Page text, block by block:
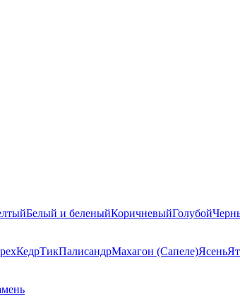
Белый и беленыйКоричневыйГолубой
КедрТикПалисандрМахагон (Сапеле)Ясень